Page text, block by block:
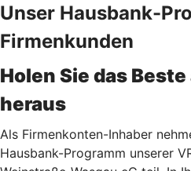
Unser Hausbank-
Firmenkunden
Holen Sie das
heraus
Als Firmenkonten-Inhaber
Hausbank-Programm unserer